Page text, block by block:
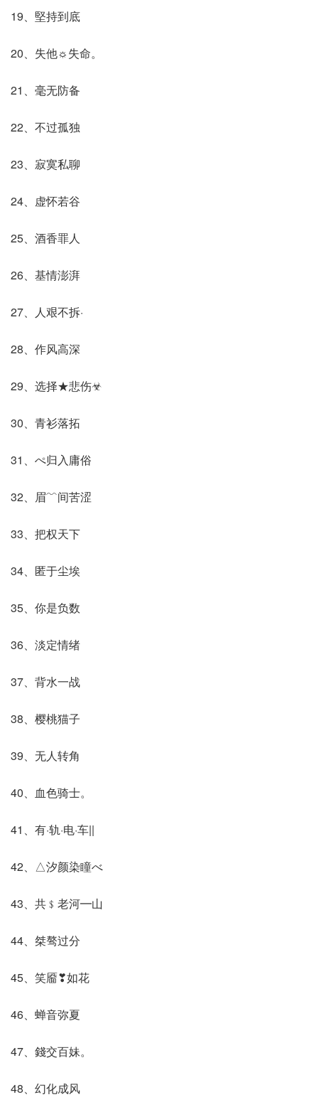
19、堅持到底
20、失他☼失命。
21、毫无防备
22、不过孤独
23、寂寞私聊
24、虚怀若谷
25、酒香罪人
26、基情澎湃
27、人艰不拆·
28、作风高深
29、选择★悲伤☣
30、青衫落拓
31、ぺ归入庸俗
32、眉﹌间苦涩
33、把权天下
34、匿于尘埃
35、你是负数
36、淡定情绪
37、背水一战
38、樱桃猫子
39、无人转角
40、血色骑士。
41、有·轨·电·车||
42、△汐颜染瞳べ
43、共﹩老河━山
44、桀骜过分
45、笑靥❣如花
46、蝉音弥夏
47、錢交百妹。
48、幻化成风